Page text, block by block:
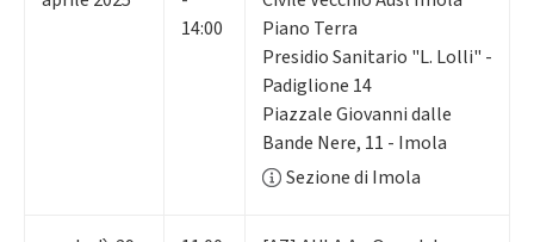
14:00
Piano Terra
Presidio Sanitario "L. Lolli" -
Padiglione 14
Piazzale Giovanni dalle
Bande Nere, 11 - Imola
Sezione di Imola